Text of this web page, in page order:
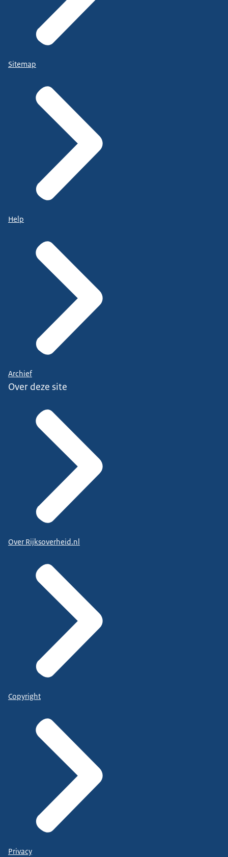
Sitemap
Help
Archief
Over deze site
Over Rijksoverheid.nl
Copyright
Privacy